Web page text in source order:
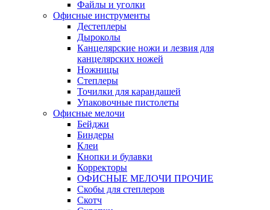
Файлы и уголки
Офисные инструменты
Дестеплеры
Дыроколы
Канцелярские ножи и лезвия для
канцелярских ножей
Ножницы
Степлеры
Точилки для карандашей
Упаковочные пистолеты
Офисные мелочи
Бейджи
Биндеры
Клеи
Кнопки и булавки
Корректоры
ОФИСНЫЕ МЕЛОЧИ ПРОЧИЕ
Скобы для степлеров
Скотч